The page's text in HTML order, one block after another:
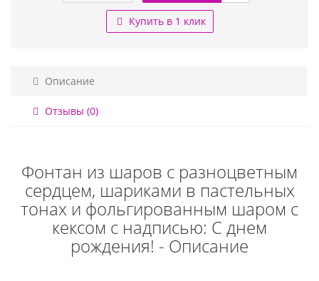
Купить в 1 клик
Описание
Отзывы (0)
Фонтан из шаров с разноцветным
сердцем, шариками в пастельных
тонах и фольгированным шаром с
кексом с надписью: С днем
рождения! - Описание